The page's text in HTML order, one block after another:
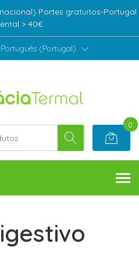
nacional) Portes gratuitos-Portugal
> 40€
Português (Portugal)
0